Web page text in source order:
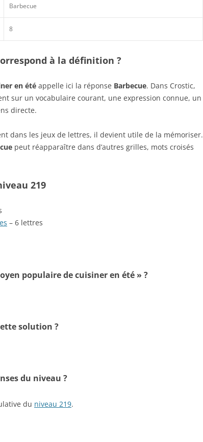
Barbecue
8
à la définition ?
en été appelle ici la réponse Barbecue. Dans Crostic,
sur un vocabulaire courant, une expression connue, un
directe.
dans les jeux de lettres, il devient utile de la mémoriser.
peut réapparaître dans d’autres grilles, mots croisés
219
– 6 lettres
populaire de cuisiner en été » ?
solution ?
du niveau ?
du niveau 219.